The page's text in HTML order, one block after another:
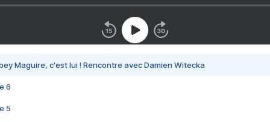
Maguire, c'est lui ! Rencontre avec Damien Witecka
6
5